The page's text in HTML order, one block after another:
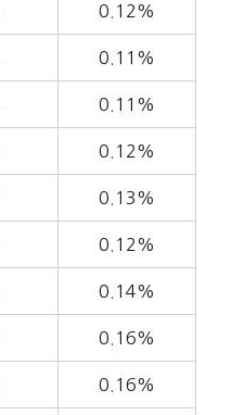
0.12%
0.11%
0.11%
0.12%
0.13%
0.12%
0.14%
0.16%
0.16%